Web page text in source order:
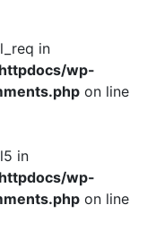
in
wp-
on line
in
wp-
on line